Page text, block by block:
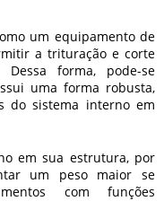
um equipamento de
a trituração e corte
forma, pode-se
uma forma robusta,
do sistema interno em
em sua estrutura, por
um peso maior se
com funções